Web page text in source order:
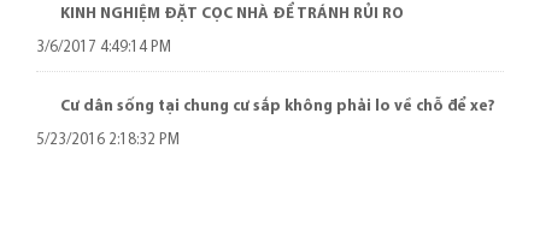
KINH NGHIỆM ĐẶT CỌC NHÀ ĐỂ TRÁNH RỦI RO
3/6/2017 4:49:14 PM
Cư dân sống tại chung cư sắp không phải lo về chỗ để xe?
5/23/2016 2:18:32 PM